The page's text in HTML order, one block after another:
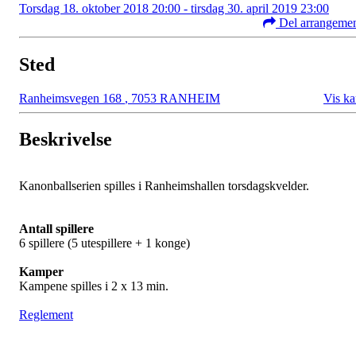
Torsdag 18. oktober 2018 20:00 - tirsdag 30. april 2019 23:00
Del
Sted
Ranheimsvegen 168 , 7053 RANHEIM Vis
Beskrivelse
Kanonballserien spilles i Ranheimshallen torsdagskvelder.
Antall spillere
6 spillere (5 utespillere + 1 konge)
Kamper
Kampene spilles i 2 x 13 min.
Reglement